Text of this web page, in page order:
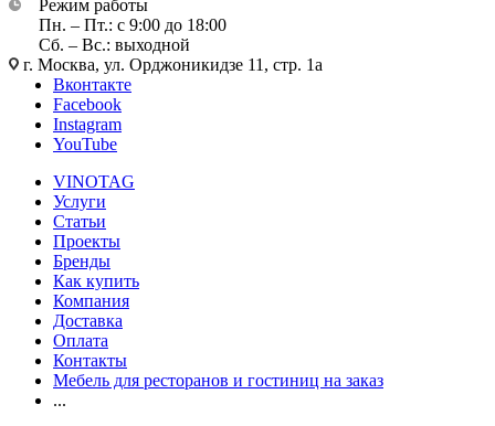
Режим работы
Пн. – Пт.: с 9:00 до 18:00
Сб. – Вс.: выходной
г. Москва, ул. Орджоникидзе 11, стр. 1а
Вконтакте
Facebook
Instagram
YouTube
VINOTAG
Услуги
Статьи
Проекты
Бренды
Как купить
Компания
Доставка
Оплата
Контакты
Мебель для ресторанов и гостиниц на заказ
...